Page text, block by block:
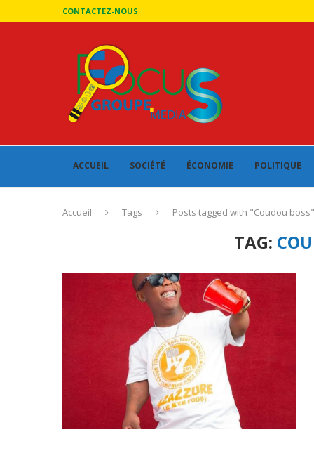
CONTACTEZ-NOUS
ACCUEIL SOCIÉTÉ ÉCONOMIE POLITIQUE
Accueil Tags Posts tagged with "Coudou boss"
TAG: